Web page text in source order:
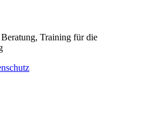
Training für die